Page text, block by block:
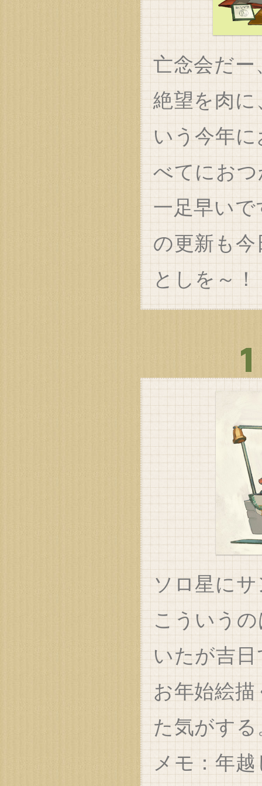
亡念会だ
絶望を肉
いう今年
べてにお
一足早い
の更新も
としを～！
ソロ星に
こういう
いたが吉
お年始絵
た気がする
メモ：年